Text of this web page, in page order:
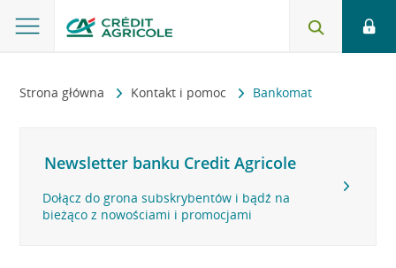
Strona główna Kontakt i pomoc Bankomat
Newsletter banku Credit Agricole
Dołącz do grona subskrybentów i bądź na
bieżąco z nowościami i promocjami